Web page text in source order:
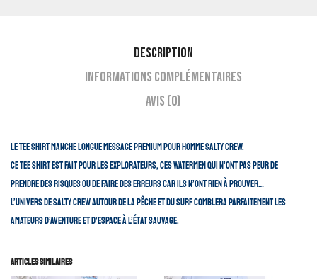
Description
Informations complémentaires
Avis (0)
Le tee shirt manche longue Message Premium pour homme Salty Crew.
Ce tee shirt est fait pour les explorateurs, ces watermen qui n’ont pas peur de
prendre des risques ou de faire des erreurs car ils n’ont rien à prouver…
L’univers de Salty Crew autour de la pêche et du surf comblera parfaitement les
amateurs d’aventure et d’espace à l’état sauvage.
Articles similaires